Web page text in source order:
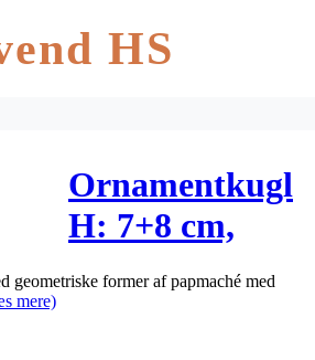
HS
H: 7+8 cm,
4stk.
geometriske former af papmaché med
mere)